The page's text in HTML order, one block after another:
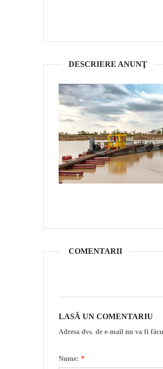
DESCRIERE ANUNŢ
COMENTARII
LASĂ UN COMENTARIU
Adresa dvs. de e-mail nu va fi
Nume: *